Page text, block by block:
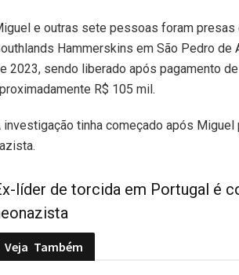
e outras sete pessoas foram presas
Hammerskins em São Pedro de
2023, sendo liberado após pagamento
R$ 105 mil.
investigação tinha começado após
líder de torcida em Portugal é
Veja Também